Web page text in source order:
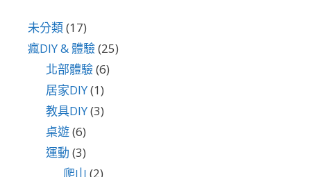
未分類(17)
瘋DIY & 體驗(25)
北部體驗(6)
居家DIY(1)
教具DIY(3)
桌遊(6)
運動 (3)
爬山 (2)